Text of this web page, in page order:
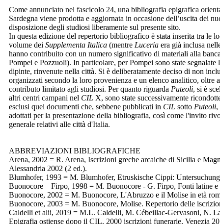
Come annunciato nel fascicolo 24, una bibliografia epigrafica
Sardegna viene prodotta e aggiornata in occasione dell’uscita dei
disposizione degli studiosi liberamente sul presente sito.
In questa edizione del repertorio bibliografico è stata inserita tra le
volume deiSupplementa Italica (mentre Luceria era già inclusa
hanno contribuito con un numero significativo di materiali alla
Pompei e Pozzuoli). In particolare, per Pompei sono state
dipinte, rinvenute nella città. Si è deliberatamente deciso di non
organizzati secondo la loro provenienza e un elenco analitico,
contributo limitato agli studiosi. Per quanto riguarda Puteoli, si è
altri centri campani nel CIL X, sono state successivamente
esclusi quei documenti che, sebbene pubblicati in CIL sotto Puteoli,
adottati per la presentazione della bibliografia, così come l'invito
generale relativi alle città d'Italia.
ABBREVIAZIONI BIBLIOGRAFICHE
Arena, 2002 = R. Arena, Iscrizioni greche arcaiche di Sicilia e
Alessandria 2002 (2 ed.).
Blumhofer, 1993 = M. Blumhofer, Etruskische Cippi:
Buonocore – Firpo, 1998 = M. Buonocore - G. Firpo, Fonti latine
Buonocore, 2002 = M. Buonocore, L'Abruzzo e il Molise in età
Buonocore, 2003 = M. Buonocore, Molise. Repertorio delle
Caldelli et alii, 2019 = M.L. Caldelli, M. Cébeillac-Gervasoni, N.
Epigrafia ostiense dopo il CIL. 2000 iscrizioni funerarie, Venezia